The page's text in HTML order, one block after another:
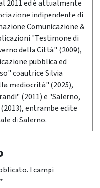
2011 ed è attualmente
indipendente di
Comunicazione &
"Testimone di
della Città" (2009),
pubblica ed
coautrice Silvia
mediocrità" (2025),
(2011) e "Salerno,
entrambe edite
di Salerno.
I campi
*